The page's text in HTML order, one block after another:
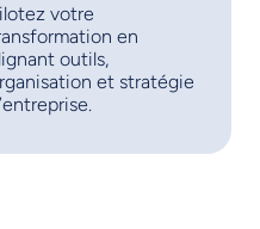
votre
en
outils,
et stratégie